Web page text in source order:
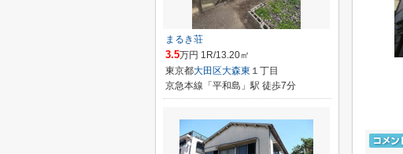
まるき荘
3.5万円 1R/13.20㎡
東京都大田区大森東 １丁目
京急本線「平和島」駅 徒歩7分